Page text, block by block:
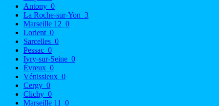
Antony 0
La Roche-sur-Yon 3
Marseille 12 0
Lorient 0
Sarcelles 0
Pessac 0
Ivry-sur-Seine 0
Évreux 0
Vénissieux 0
Cergy 0
Clichy 0
Marseille 11
0